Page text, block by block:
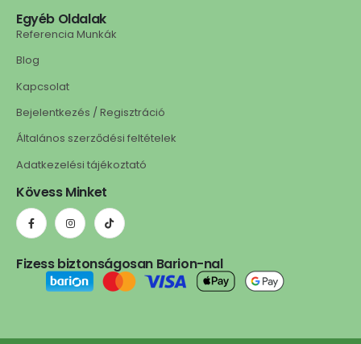
Egyéb Oldalak
Referencia Munkák
Blog
Kapcsolat
Bejelentkezés / Regisztráció
Általános szerződési feltételek
Adatkezelési tájékoztató
Kövess Minket
Fizess biztonságosan Barion-nal